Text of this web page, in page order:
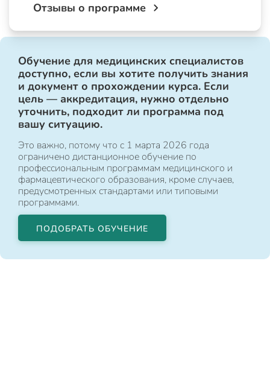
Отзывы о программе
Обучение для медицинских специалистов
доступно, если вы хотите получить знания
и документ о прохождении курса. Если
цель — аккредитация, нужно отдельно
уточнить, подходит ли программа под
вашу ситуацию.
Это важно, потому что с 1 марта 2026 года
ограничено дистанционное обучение по
профессиональным программам медицинского и
фармацевтического образования, кроме случаев,
предусмотренных стандартами или типовыми
программами.
ПОДОБРАТЬ ОБУЧЕНИЕ